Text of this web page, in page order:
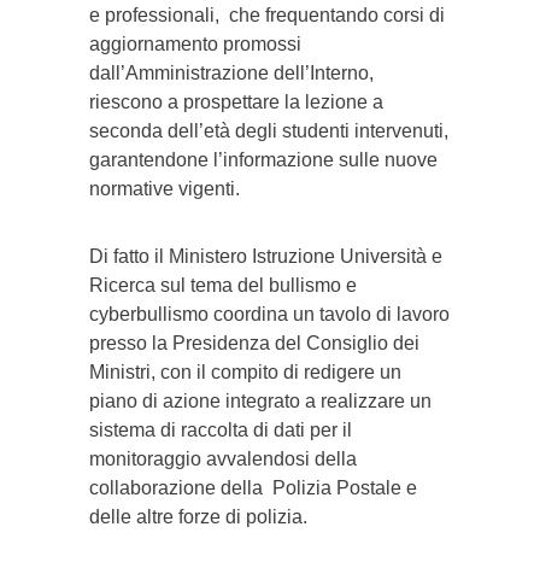
e professionali, che frequentando corsi di
aggiornamento promossi
dall’Amministrazione dell’Interno,
riescono a prospettare la lezione a
seconda dell’età degli studenti intervenuti,
garantendone l’informazione sulle nuove
normative vigenti.
Di fatto il Ministero Istruzione Università e
Ricerca sul tema del bullismo e
cyberbullismo coordina un tavolo di lavoro
presso la Presidenza del Consiglio dei
Ministri, con il compito di redigere un
piano di azione integrato a realizzare un
sistema di raccolta di dati per il
monitoraggio avvalendosi della
collaborazione della Polizia Postale e
delle altre forze di polizia.